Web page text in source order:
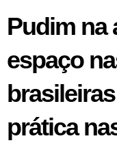
Pudim na
espaço
prática